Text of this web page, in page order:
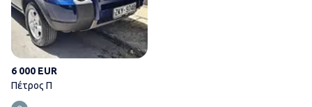
6 000 EUR
Πέτρος Π